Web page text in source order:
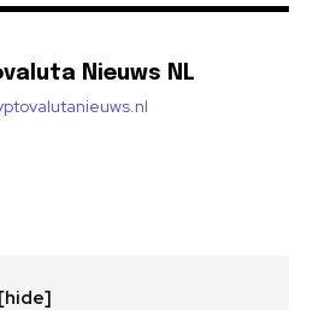
Nieuws NL
[hide]